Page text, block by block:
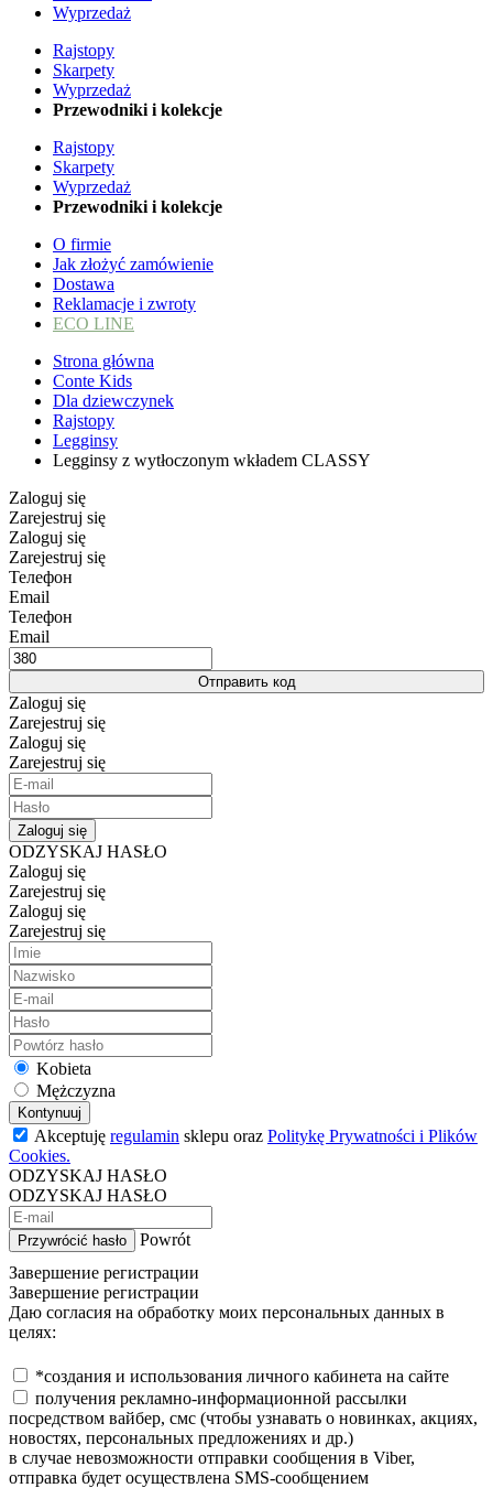
Wyprzedaż
Rajstopy
Skarpety
Wyprzedaż
Przewodniki i kolekcje
Rajstopy
Skarpety
Wyprzedaż
Przewodniki i kolekcje
O firmie
Jak złożyć zamówienie
Dostawa
Reklamacje i zwroty
ECO LINE
Strona główna
Conte Kids
Dla dziewczynek
Rajstopy
Legginsy
Legginsy z wytłoczonym wkładem CLASSY
Zaloguj się
Zarejestruj się
Zaloguj się
Zarejestruj się
Телефон
Email
Телефон
Email
Отправить код
Zaloguj się
Zarejestruj się
Zaloguj się
Zarejestruj się
Zaloguj się
ODZYSKAJ HASŁO
Zaloguj się
Zarejestruj się
Zaloguj się
Zarejestruj się
Kobieta
Mężczyzna
Kontynuuj
Akceptuję regulamin sklepu oraz Politykę Prywatności i Plików
Cookies.
ODZYSKAJ HASŁO
ODZYSKAJ HASŁO
Przywrócić hasło
Powrót
Завершение регистрации
Завершение регистрации
Даю согласия на обработку моих персональных данных в
целях:
*создания и использования личного кабинета на сайте
получения рекламно-информационной рассылки
посредством вайбер, смс (чтобы узнавать о новинках, акциях,
новостях, персональных предложениях и др.)
в случае невозможности отправки сообщения в Viber,
отправка будет осуществлена SMS-сообщением